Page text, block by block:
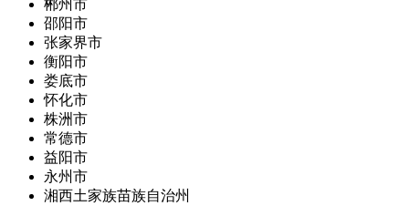
郴州市
邵阳市
张家界市
衡阳市
娄底市
怀化市
株洲市
常德市
益阳市
永州市
湘西土家族苗族自治州